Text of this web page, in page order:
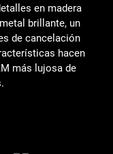
en madera
brillante, un
de cancelación
hacen
más lujosa de